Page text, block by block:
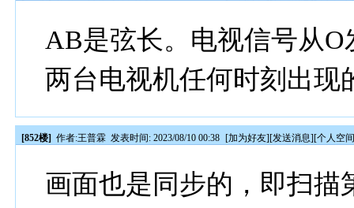
AB是弦长。电视信号从
两台电视机任何时刻出现
[852楼] 作者:王普霖 发表时间: 2023/08/10 00:38 [加为好友][发送消息][个人空
画面也是同步的，即扫描